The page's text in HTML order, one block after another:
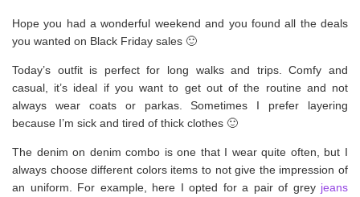
Hope you had a wonderful weekend and you found all the deals
you wanted on Black Friday sales 🙂
Today’s outfit is perfect for long walks and trips. Comfy and
casual, it’s ideal if you want to get out of the routine and not
always wear coats or parkas. Sometimes I prefer layering
because I’m sick and tired of thick clothes 🙂
The denim on denim combo is one that I wear quite often, but I
always choose different colors items to not give the impression of
an uniform. For example, here I opted for a pair of grey jeans